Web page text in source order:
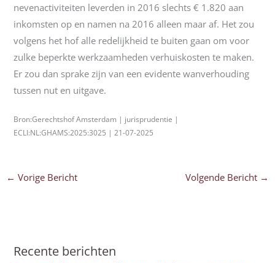
nevenactiviteiten leverden in 2016 slechts € 1.820 aan
inkomsten op en namen na 2016 alleen maar af. Het zou
volgens het hof alle redelijkheid te buiten gaan om voor
zulke beperkte werkzaamheden verhuiskosten te maken.
Er zou dan sprake zijn van een evidente wanverhouding
tussen nut en uitgave.
Bron:Gerechtshof Amsterdam | jurisprudentie |
ECLI:NL:GHAMS:2025:3025 | 21-07-2025
← Vorige Bericht Volgende Bericht →
Recente berichten